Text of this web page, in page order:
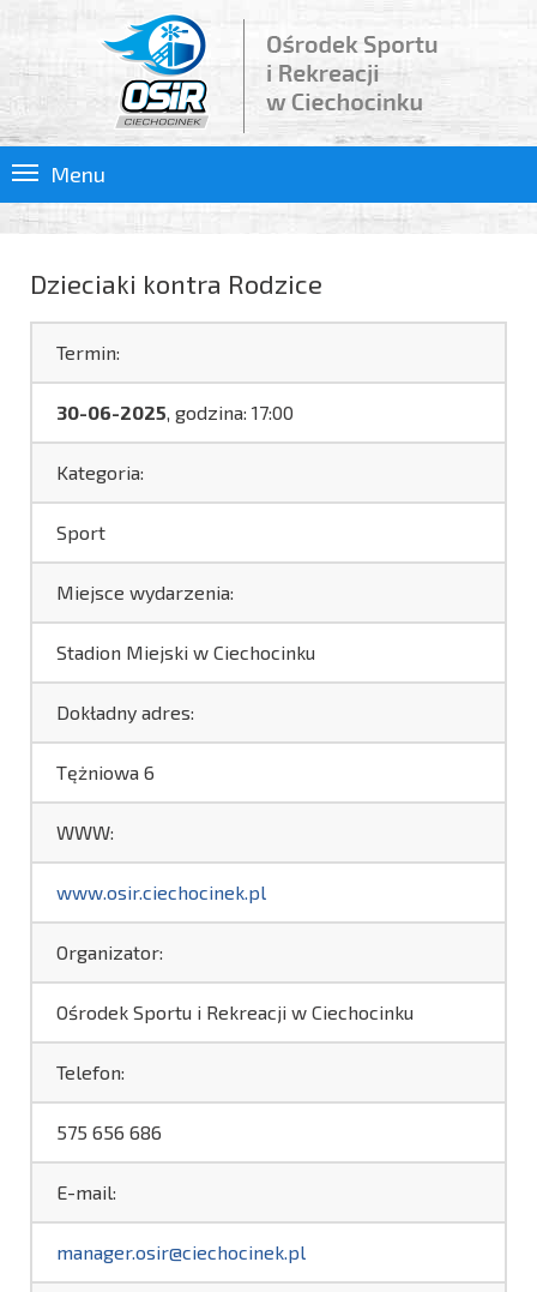
Menu
Dzieciaki kontra Rodzice
Termin:
30-06-2025, godzina: 17:00
Kategoria:
Sport
Miejsce wydarzenia:
Stadion Miejski w Ciechocinku
Dokładny adres:
Tężniowa 6
WWW:
www.osir.ciechocinek.pl
Organizator:
Ośrodek Sportu i Rekreacji w Ciechocinku
Telefon:
575 656 686
E-mail:
manager.osir@ciechocinek.pl